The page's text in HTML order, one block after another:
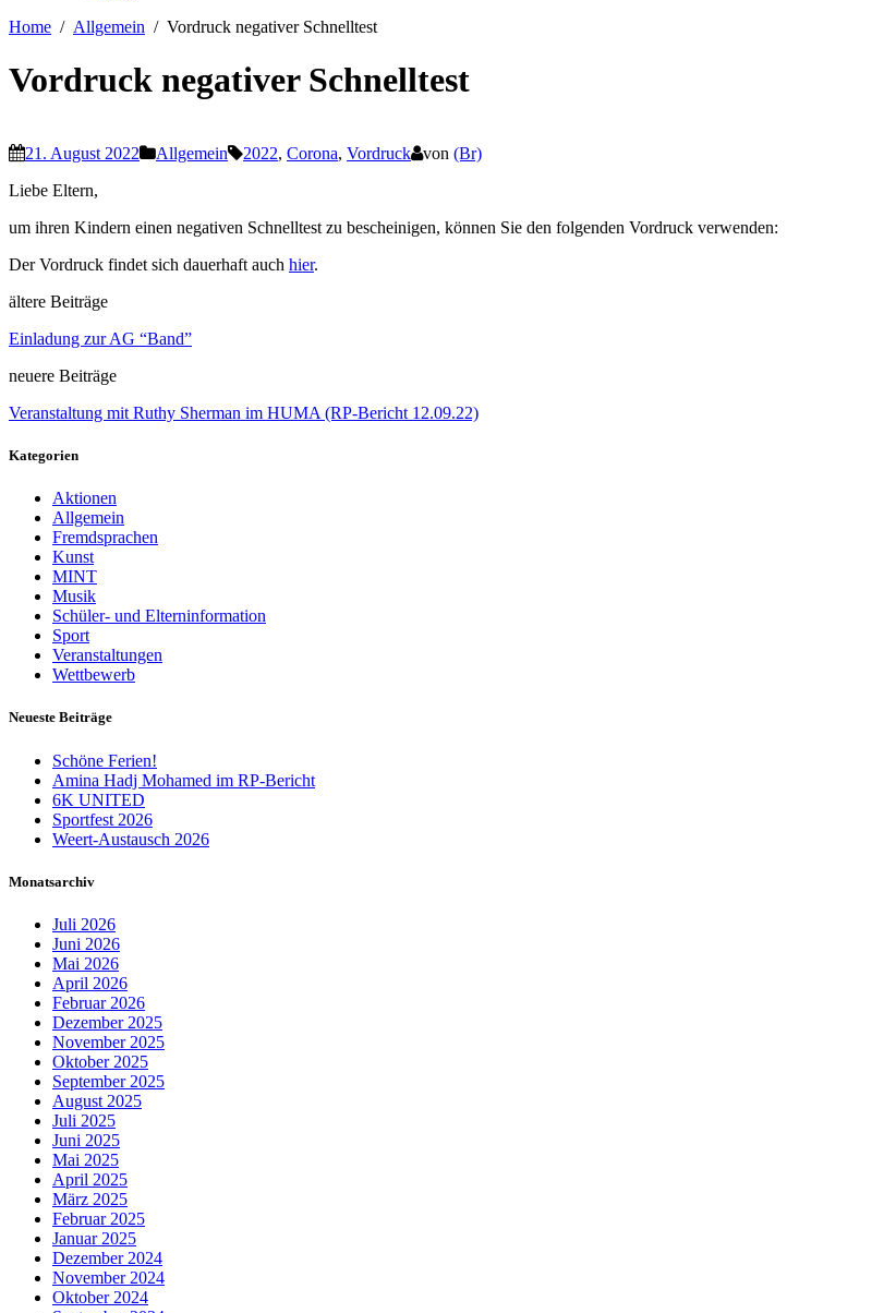
Home
Allgemein Vordruck negativer Schnelltest
Vordruck negativer Schnelltest
21. August 2022 Allgemein 2022, Corona, Vordruck von (Br)
Liebe Eltern,
um ihren Kindern einen negativen Schnelltest zu bescheinigen, können Sie den folgenden Vordruck verwenden:
Der Vordruck findet sich dauerhaft auch hier.
ältere Beiträge
Einladung zur AG “Band”
neuere Beiträge
Veranstaltung mit Ruthy Sherman im HUMA (RP-Bericht 12.09.22)
Kategorien
Aktionen
Allgemein
Fremdsprachen
Kunst
MINT
Musik
Schüler- und Elterninformation
Sport
Veranstaltungen
Wettbewerb
Neueste Beiträge
Schöne Ferien!
Amina Hadj Mohamed im RP-Bericht
6K UNITED
Sportfest 2026
Weert-Austausch 2026
Monatsarchiv
Juli 2026
Juni 2026
Mai 2026
April 2026
Februar 2026
Dezember 2025
November 2025
Oktober 2025
September 2025
August 2025
Juli 2025
Juni 2025
Mai 2025
April 2025
März 2025
Februar 2025
Januar 2025
Dezember 2024
November 2024
Oktober 2024